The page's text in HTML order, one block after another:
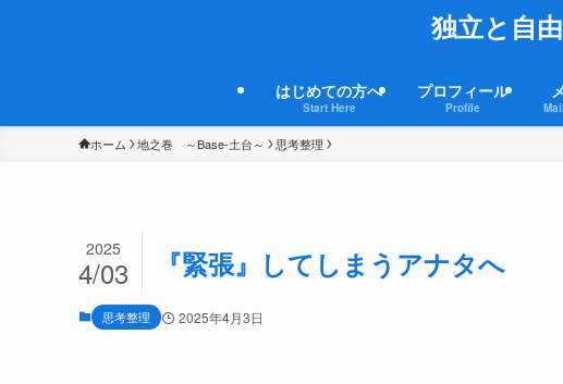
独立と自
はじめての方へ
Start Here
プロフィール
Profile
ホーム 地之巻 ～Base-土台～ 思考整理
『緊張』してしまうアナタへ
2025
4/03
思考整理 2025年4月3日